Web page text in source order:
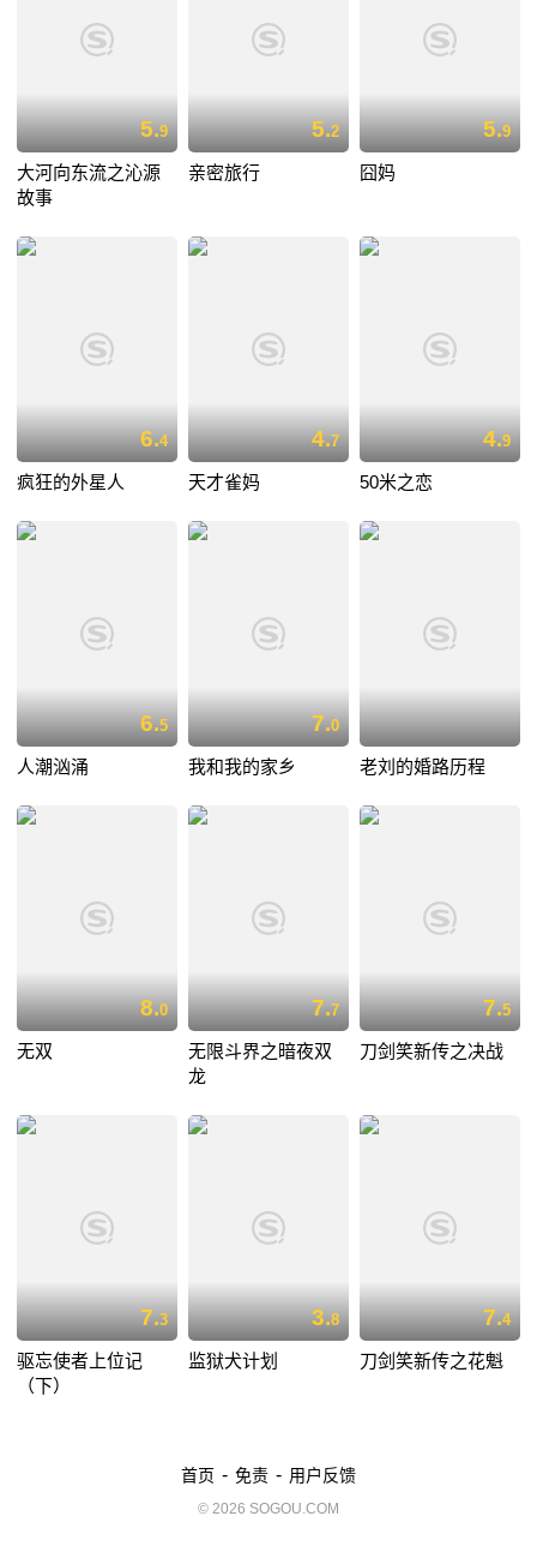
5.9
大河向东流之沁源
故事
5.2
亲密旅行
5.9
囧妈
6.4
疯狂的外星人
4.7
天才雀妈
4.9
50米之恋
6.5
人潮汹涌
7.0
我和我的家乡 老刘的婚路历程
8.0
无双
7.7
无限斗界之暗夜双
龙
7.5
刀剑笑新传之决战
7.3
驱忘使者上位记
（下）
3.8
监狱犬计划
7.4
刀剑笑新传之花魁
首页 - 免责 - 用户反馈
© 2026 SOGOU.COM